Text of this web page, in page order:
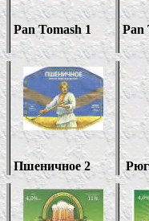
Pan Tomash 1 Pan
Пшеничное 2